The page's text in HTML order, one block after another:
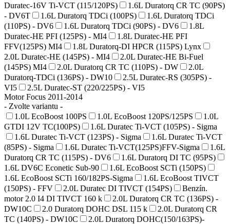
Duratec-16V Ti-VCT (115/120PS)
1.6L Duratorq CR TC (90PS)
- DV6T
1.6L Duratorq TDCi (100PS)
1.6L Duratorq TDCi
(110PS) - DV6
1.6L Duratorq TDCi (90PS) - DV6
1.8L
Duratec-HE PFI (125PS) - MI4
1.8L Duratec-HE PFI
FFV(125PS) MI4
1.8L Duratorq-DI HPCR (115PS) Lynx
2.0L Duratec-HE (145PS) - MI4
2.0L Duratec-HE Bi-Fuel
(145PS) MI4
2.0L Duratorq CR TC (110PS) - DW
2.0L
Duratorq-TDCi (136PS) - DW10
2.5L Duratec-RS (305PS) -
VI5
2.5L Duratec-ST (220/225PS) - VI5
Motor Focus 2011-2014
- Zvolte variantu -
1.0L EcoBoost 100PS
1.0L EcoBoost 120PS/125PS
1.0L
GTDI 12V TC(100PS)
1.6L Duratec Ti-VCT (105PS) - Sigma
1.6L Duratec Ti-VCT (123PS) - Sigma
1.6L Duratec Ti-VCT
(85PS) - Sigma
1.6L Duratec Ti-VCT(125PS)FFV-Sigma
1.6L
Duratorq CR TC (115PS) - DV6
1.6L Duratorq DI TC (95PS)
1.6L DV6C Econetic Sub-90
1.6L EcoBoost SCTi (150PS)
1.6L EcoBoost SCTi 160/182PS-Sigma
1.6L EcoBoost TIVCT
(150PS) - FFV
2.0L Duratec DI TIVCT (154PS)
Benzín.
motor 2.0 I4 DI TIVCT 160 k
2.0L Duratorq CR TC (136PS) -
DW10C
2.0 Duratorq DOHC DSL 115 k
2.0L Duratorq CR
TC (140PS) - DW10C
2.0L Duratorq DOHC(150/163PS)-